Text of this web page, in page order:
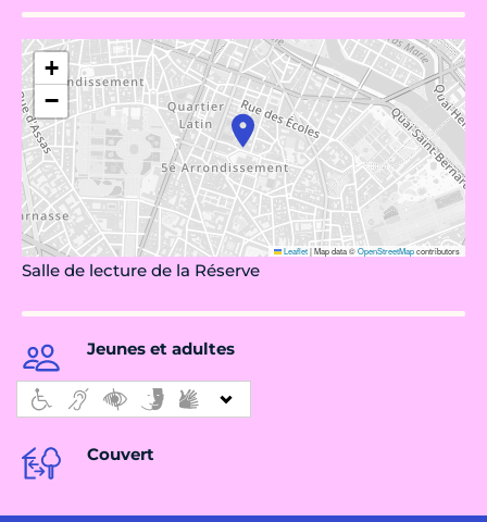
+
−
Leaflet|Map data ©OpenStreetMapcontributors
Salle de lecture de la Réserve
Jeunes et adultes
Couvert